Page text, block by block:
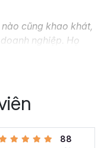
cũng khao khát,
nghiệp. Họ
những ý kiến
thông qua hệ
được hệ thống báo
và chiều lòng
88